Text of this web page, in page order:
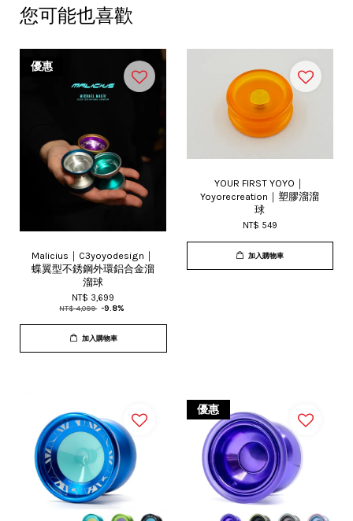
您可能也喜歡
優惠
Malicius｜C3yoyodesign｜
蝶翼型不銹鋼外環鋁合金溜
溜球
NT$ 3,699
NT$ 4,099 -9.8%
加入購物車
YOUR FIRST YOYO｜
Yoyorecreation｜塑膠溜溜
球
NT$ 549
加入購物車
優惠